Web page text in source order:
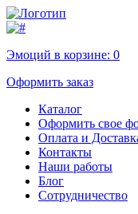
Эмоций в корзине: 0
Оформить заказ
Каталог
Оформить свое
Оплата и
Контакты
Наши работы
Блог
Сотрудничество